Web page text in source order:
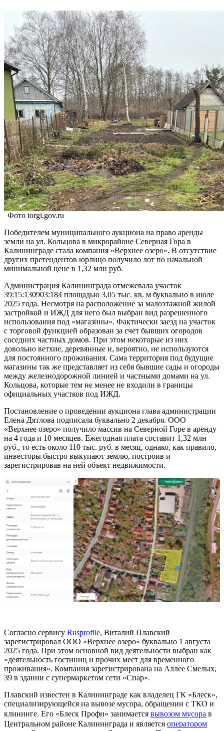
Фото torgi.gov.ru
Победителем муниципального аукциона на право аренды
земли на ул. Кольцова в микрорайоне Северная Гора в
Калининграде стала компания «Верхнее озеро». В отсутствие
других претендентов юрлицо получило лот по начальной
минимальной цене в 1,32 млн руб.
Администрация Калининграда отмежевала участок
39:15:130903:184 площадью 3,05 тыс. кв. м буквально в июле
2025 года. Несмотря на расположение за малоэтажной жилой
застройкой и ИЖД для него был выбран вид разрешенного
использования под «магазины». Фактически заезд на участок
с торговой функцией образован за счет бывших огородов
соседних частных домов. При этом некоторые из них
довольно ветхие, деревянные и, вероятно, не используются
для постоянного проживания. Сама территория под будущие
магазины так же представляет из себя бывшие сады и огороды
между железнодорожной линией и частными домами на ул.
Кольцова, которые тем не менее не входили в границы
официальных участков под ИЖД.
Постановление о проведении аукциона глава администрации
Елена Дятлова подписала буквально 2 декабря. ООО
«Верхнее озеро» получило массив на Северной Горе в аренду
на 4 года и 10 месяцев. Ежегодная плата составит 1,32 млн
руб., то есть около 110 тыс. руб. в месяц, однако, как правило,
инвесторы быстро выкупают землю, построив и
зарегистрировав на ней объект недвижимости.
Согласно сервису Rusprofile, Виталий Плавский
зарегистрировал ООО «Верхнее озеро» буквально 1 августа
2025 года. При этом основной вид деятельности выбран как
«деятельность гостиниц и прочих мест для временного
проживания». Компания зарегистрирована на Аллее Смелых,
39 в здании с супермаркетом сети «Спар».
Плавский известен в Калининграде как владелец ГК «Блеск»,
специализирующейся на вывозе мусора, обращении с ТКО и
клининге. Его «Блеск Профи» занимается вывозом мусора в
Центральном районе Калининграда и является оператором